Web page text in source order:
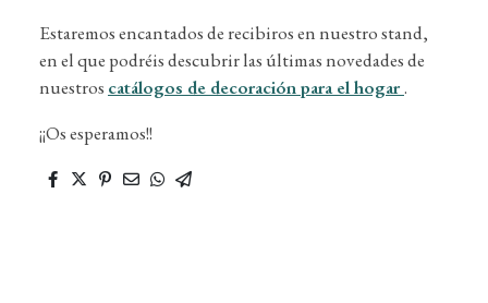
Estaremos encantados de recibiros en nuestro stand,
en el que podréis descubrir las últimas novedades de
nuestros catálogos de decoración para el hogar.
¡¡Os esperamos!!